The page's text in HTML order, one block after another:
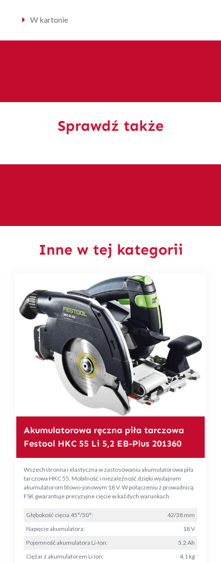
W kartonie
Sprawdź także
Inne w tej kategorii
Akumulatorowa ręczna piła tarczowa
Festool HKC 55 Li 5,2 EB-Plus 201360
Wszechstronna i elastyczna w zastosowaniu akumulatorowa piła
tarczowa HKC 55. Mobilność i niezależność dzięki wydajnym
akumulatorom litowo-jonowym 18 V. W połączeniu z prowadnicą
FSK gwarantuje precyzyjne cięcie w każdych warunkach.
Głębokość cięcia 45°/50°:
42/38 mm
Napięcie akumulatora:
18 V
Pojemność akumulatora Li-Ion:
5,2 Ah
Ciężar z akumulatorem Li Ion:
4,1 kg